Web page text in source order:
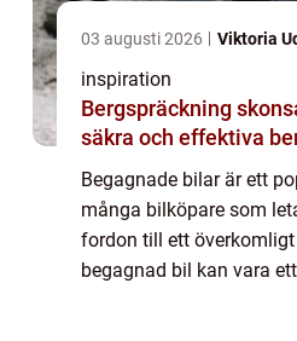
03 augusti 2026 Viktoria
inspiration
Bergspräckning skonsam teknik för
säkra och effektiva
Begagnade bilar är ett
många bilköpare som
fordon till ett
begagnad bil kan vara